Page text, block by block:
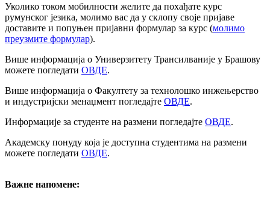
Уколико током мобилности желите да похађате курс
румунског језика, молимо вас да у склопу своје пријаве
доставите и попуњен пријавни формулар за курс (молимо
преузмите формулар).
Више информација о Универзитету Трансилваније у Брашову
можете погледати ОВДЕ.
Више информација о Факултету за технолошко инжењерство
и индустријски менаџмент погледајте ОВДЕ.
Информације за студенте на размени погледајте ОВДЕ.
Академску понуду која је доступна студентима на размени
можете погледати ОВДЕ.
Важне напомене: